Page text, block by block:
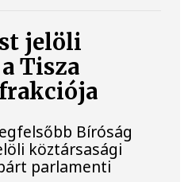
jelöli
Tisza
Bíróság
köztársasági
parlamenti